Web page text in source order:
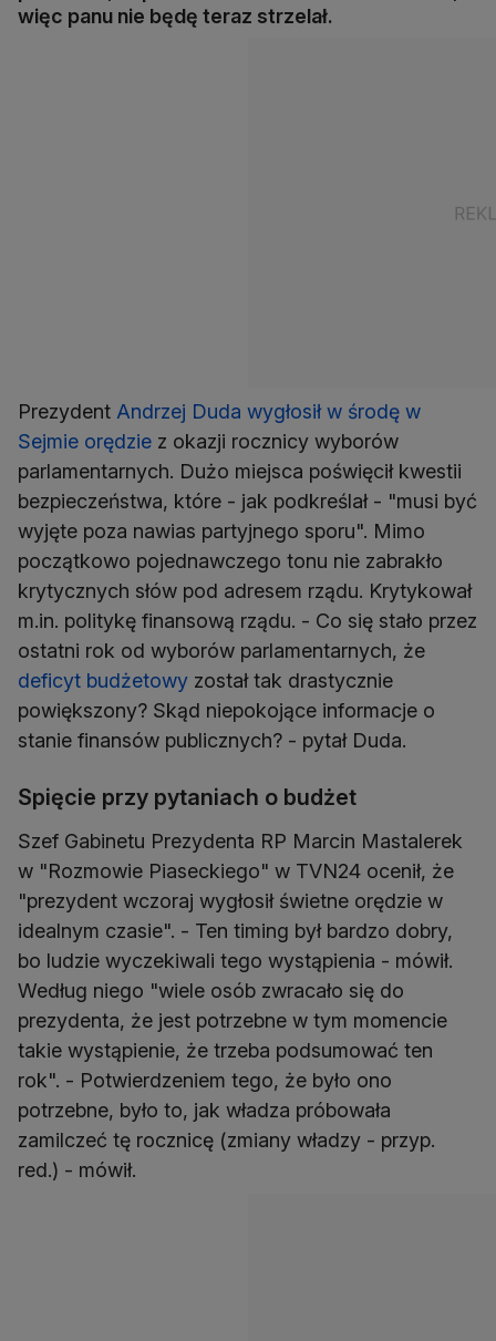
więc panu nie będę teraz strzelał.
Prezydent Andrzej Duda wygłosił w środę w
Sejmie orędzie z okazji rocznicy wyborów
parlamentarnych. Dużo miejsca poświęcił kwestii
bezpieczeństwa, które - jak podkreślał - "musi być
wyjęte poza nawias partyjnego sporu". Mimo
początkowo pojednawczego tonu nie zabrakło
krytycznych słów pod adresem rządu. Krytykował
m.in. politykę finansową rządu. - Co się stało przez
ostatni rok od wyborów parlamentarnych, że
deficyt budżetowy został tak drastycznie
powiększony? Skąd niepokojące informacje o
stanie finansów publicznych? - pytał Duda.
Spięcie przy pytaniach o budżet
Szef Gabinetu Prezydenta RP Marcin Mastalerek
w "Rozmowie Piaseckiego" w TVN24 ocenił, że
"prezydent wczoraj wygłosił świetne orędzie w
idealnym czasie". - Ten timing był bardzo dobry,
bo ludzie wyczekiwali tego wystąpienia - mówił.
Według niego "wiele osób zwracało się do
prezydenta, że jest potrzebne w tym momencie
takie wystąpienie, że trzeba podsumować ten
rok". - Potwierdzeniem tego, że było ono
potrzebne, było to, jak władza próbowała
zamilczeć tę rocznicę (zmiany władzy - przyp.
red.) - mówił.